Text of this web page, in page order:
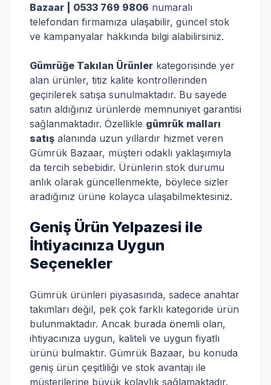
Bazaar | 0533 769 9806 numaralı
telefondan firmamıza ulaşabilir, güncel stok
ve kampanyalar hakkında bilgi alabilirsiniz.
Gümrüğe Takılan Ürünler kategorisinde yer
alan ürünler, titiz kalite kontrollerinden
geçirilerek satışa sunulmaktadır. Bu sayede
satın aldığınız ürünlerde memnuniyet garantisi
sağlanmaktadır. Özellikle gümrük malları
satış alanında uzun yıllardır hizmet veren
Gümrük Bazaar, müşteri odaklı yaklaşımıyla
da tercih sebebidir. Ürünlerin stok durumu
anlık olarak güncellenmekte, böylece sizler
aradığınız ürüne kolayca ulaşabilmektesiniz.
Geniş Ürün Yelpazesi ile
İhtiyacınıza Uygun
Seçenekler
Gümrük ürünleri piyasasında, sadece anahtar
takımları değil, pek çok farklı kategoride ürün
bulunmaktadır. Ancak burada önemli olan,
ihtiyacınıza uygun, kaliteli ve uygun fiyatlı
ürünü bulmaktır. Gümrük Bazaar, bu konuda
geniş ürün çeşitliliği ve stok avantajı ile
müşterilerine büyük kolaylık sağlamaktadır.